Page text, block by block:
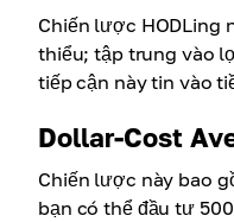
Chiến lược HODLing
thiểu; tập trung vào
tiếp cận này tin vào
Dollar-Cost
Chiến lược này bao
bạn có thể đầu tư